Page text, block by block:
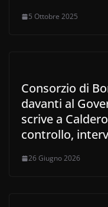
5 Ottobre 2025
Consorzio di
davanti al
scrive a
controllo,
26 Giugno 2026